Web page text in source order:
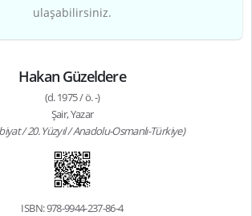
ulaşabilirsiniz.
Hakan Güzeldere
(d. 1975 / ö. -)
Şair, Yazar
/ 20. Yüzyıl / Anadolu-Osmanlı-Türkiye)
ISBN: 978-9944-237-86-4